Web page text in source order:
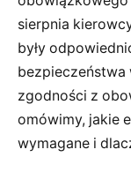
sierpnia
były
bezpieczeństwa
zgodności z
omówimy, jakie
wymagane i